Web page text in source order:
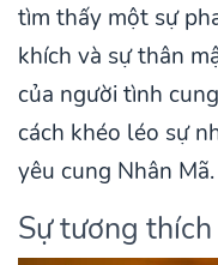
tìm thấy một sự
khích và sự thân
của người tình
cách khéo léo sự
yêu cung Nhân Mã.
Sự tương